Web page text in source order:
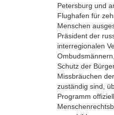
Petersburg und
Flughafen für
Menschen
Präsident der
interregionalen
Schutz der
Missbräuchen
zuständig sind,
Programm